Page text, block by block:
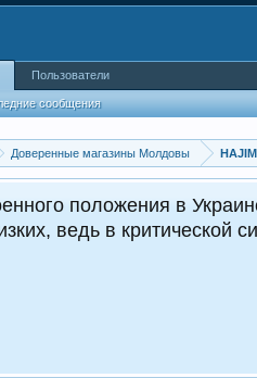
Доверенные магазины Молдовы
положения в
ведь в критической
сообщения
Пользователи